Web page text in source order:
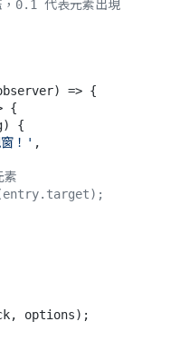
0.1 代表元素出現
) => {
{
) {
！' ,
素